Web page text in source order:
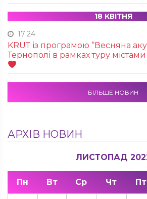
18 КВІТНЯ
17:24
KRUТ із програмою “Весняна
Тернополі в рамках туру
БІЛЬШЕ НОВИН
АРХІВ НОВИН
ЛИСТОПАД
Пн Вт Ср Чт Пт